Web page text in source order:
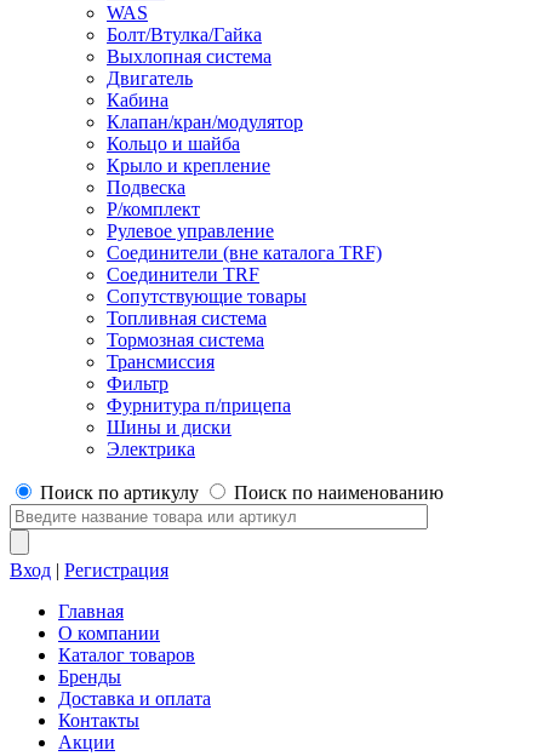
WAS
Болт/Втулка/Гайка
Выхлопная система
Двигатель
Кабина
Клапан/кран/модулятор
Кольцо и шайба
Крыло и крепление
Подвеска
Р/комплект
Рулевое управление
Соединители (вне каталога TRF)
Соединители TRF
Сопутствующие товары
Топливная система
Тормозная система
Трансмиссия
Фильтр
Фурнитура п/прицепа
Шины и диски
Электрика
Поиск по артикулу Поиск по наименованию
Вход | Регистрация
Главная
О компании
Каталог товаров
Бренды
Доставка и оплата
Контакты
Акции